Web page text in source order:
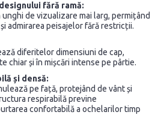
fără ramă:
de vizualizare mai larg, permițând
admirarea peisajelor fără restricții.
diferitelor dimensiuni de cap,
chiar și în mișcări intense pe pârtie.
și densă:
pe față, protejând de vânt și
respirabilă previne
confortabilă a ochelarilor timp